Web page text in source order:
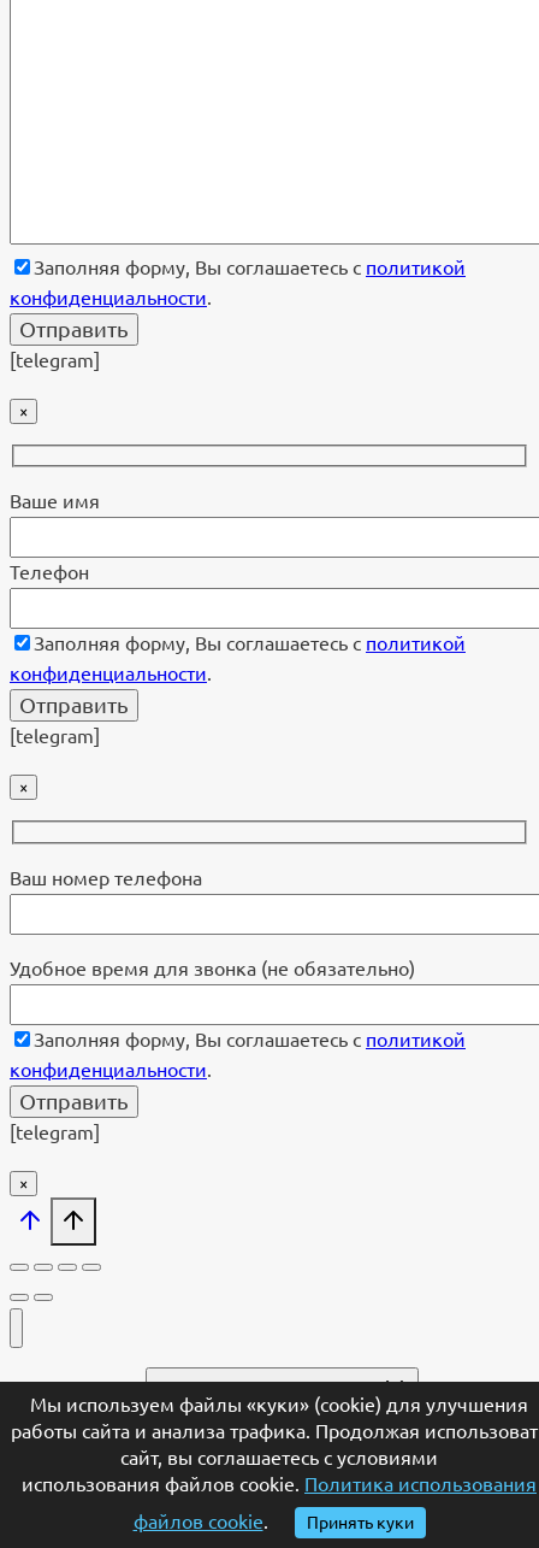
Мы используем файлы «куки» (cookie) для улучшения
работы сайта и анализа трафика. Продолжая
сайт, вы соглашаетесь с условиями
использования файлов cookie. Политика использования
файлов cookie. Принять куки
Заполняя форму, Вы соглашаетесь с политикой
конфиденциальности.
[telegram]
×
Ваше имя
Телефон
Заполняя форму, Вы соглашаетесь с политикой
конфиденциальности.
[telegram]
×
Ваш номер телефона
Удобное время для звонка (не обязательно)
Заполняя форму, Вы соглашаетесь с политикой
конфиденциальности.
[telegram]
×
Переключить дочернее меню
ФОРМА Переключить дочернее меню
Вертикальные
Горизонтальные
Двойные
С портретом на стекле